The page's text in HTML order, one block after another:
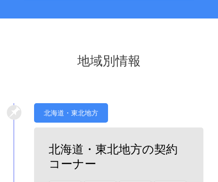
地域別情報
北海道・東北地方
北海道・東北地方の契約
コーナー